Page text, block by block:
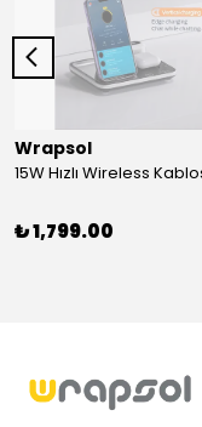
Wrapsol
₺ 1,799.00